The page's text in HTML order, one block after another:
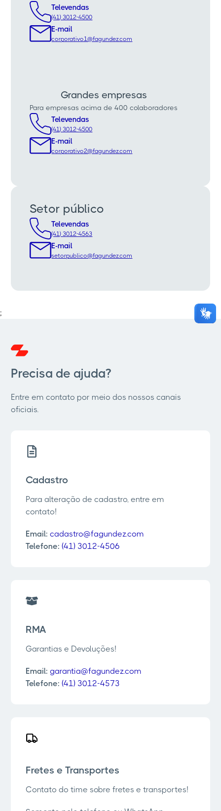
Televendas
(41) 3012-4500
E-mail
corporativo1@fagundez.com
Grandes empresas
Para empresas acima de 400 colaboradores
Televendas
(41) 3012-4500
E-mail
corporativo2@fagundez.com
Setor público
Televendas
(41) 3012-4563
E-mail
setorpublico@fagundez.com
;
Precisa de ajuda?
Entre em contato por meio dos nossos canais
oficiais.
Cadastro
Para alteração de cadastro, entre em
contato!
Email: cadastro@fagundez.com
Telefone: (41) 3012-4506
RMA
Garantias e Devoluções!
Email: garantia@fagundez.com
Telefone: (41) 3012-4573
Fretes e Transportes
Contato do time sobre fretes e transportes!